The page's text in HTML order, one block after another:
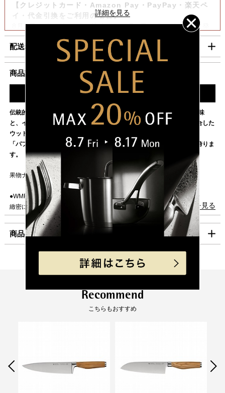
【クレジットカード・Amazon Pay・PayPay・楽天ペ
イ・代金引換をご利用の場合】
8月6日（木）迄の『ご注文』は8月7日（金）迄に順次発
送いたします。
【コンビニ決済をご利用の場合】
8月6日（木）迄の『ご注文及びご入金確認分』は8月7日
（金）迄に順次発送いたします。
上記日時以降のご注文及びご入金確認分につきましては、8月
ご迷惑をお掛けいたしますが、何卒ご了承賜りますよう
お願い申し上げます。
配送料・お支払い方法について
■配送料（税込）
1,100円
北陸・中部・関西
840円
中国・四国
1,100円
沖縄 1,980円
海外への発送は行っておりません。
「コンパクト便」の送料はこちら。
■お支払方法
「コンパクト便」を選択の場合は、クレジット決済のみのご利用となりま
す。
330円（一律）
商品説明
ナイフ研ぎサービス券プレゼント対象商品
伝統的な鍛造とWMF独自のテクノロジーから生まれる最高品質の切れ味
と、イタリア産オリーブの木の温かみのあるオーガニックな質感が融合した
ウッドハンドルのナイフシリーズ。
「パフォーマンスカット」採用で、優れた耐久性と切れ味の持続性を誇りま
す。
果物ナイフとしても可能な小型のナイフです。
●WMF独自のパフォーマンスカット（PC）テクノロジー採用
緻密に計算された鋭い角度で切削をし、鋭い切れ味と耐久性を向上させたテ
クノロジー。
●高品質イタリア産オリーブウッドを採用した、人間工学に基づいた快適な
自然素材ならではの温かみと手に吸い付くようなフィット感で、使うほどに
手に馴染みます。オリーブの実をつける役割を終えた木のみを使い、どれ一
ナイフを使用する際の素早い動きでも指が滑るのを防いでくれるデザインが
さとカットする精度を実現します。
続きを見る
商品の仕様
刃渡り（mm）:120
製品重量（g）:70
ステンレス刃物鋼（モリブデン、バナジウム
個装サイズ（約）
長さ（mm）:290
Recommend
こちらもおすすめ